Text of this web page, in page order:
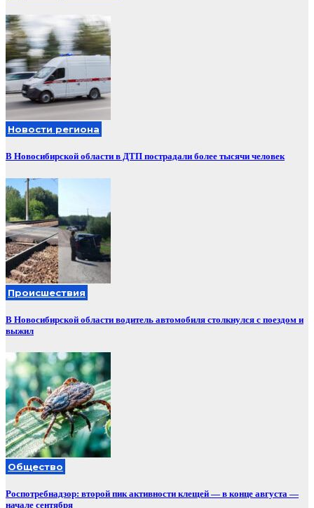
Новости региона
В Новосибирской области в ДТП пострадали более тысячи человек
Происшествия
В Новосибирской области водитель автомобиля столкнулся с поездом и
выжил
Общество
Роспотребнадзор: второй пик активности клещей — в конце августа —
начале сентября